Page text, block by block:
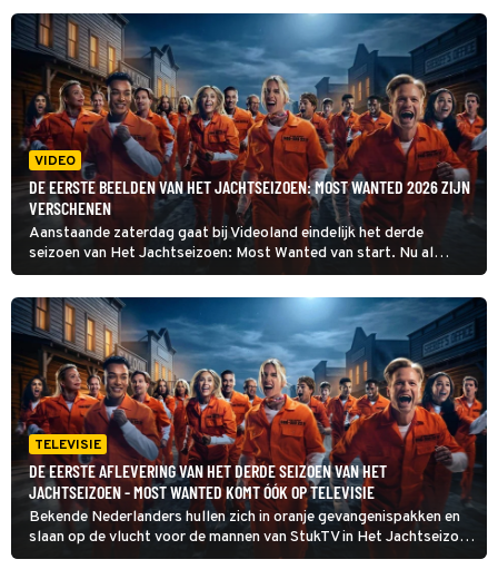
VIDEO
DE EERSTE BEELDEN VAN HET JACHTSEIZOEN: MOST WANTED 2026 ZIJN
VERSCHENEN
Aanstaande zaterdag gaat bij Videoland eindelijk het derde
seizoen van Het Jachtseizoen: Most Wanted van start. Nu al
nieuwsgierig? Bekijk dan snel de eerste beelden!
TELEVISIE
DE EERSTE AFLEVERING VAN HET DERDE SEIZOEN VAN HET
JACHTSEIZOEN - MOST WANTED KOMT ÓÓK OP TELEVISIE
Bekende Nederlanders hullen zich in oranje gevangenispakken en
slaan op de vlucht voor de mannen van StukTV in Het Jachtseizoen
- Most Wanted. De eerste aflevering van seizoen 3 is te zien op